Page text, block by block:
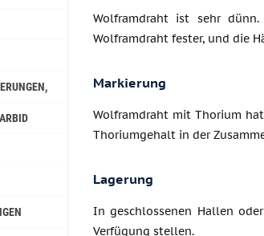
Wolframdraht ist sehr
Wolframdraht fester, und die
Markierung
Wolframdraht mit Thorium hat
Thoriumgehalt in der
Lagerung
In geschlossenen Hallen
Verfügung stellen.